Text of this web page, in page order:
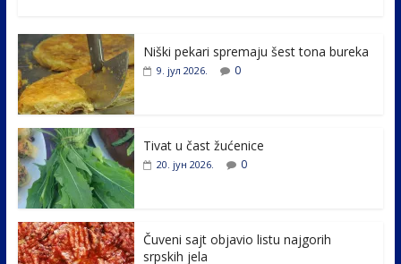
e
b
o
o
k
itt
er e
er
e
Niški pekari spremaju šest tona bureka
9. јул 2026. 0
Tivat u čast žućenice
20. јун 2026. 0
Čuveni sajt objavio listu najgorih
srpskih jela